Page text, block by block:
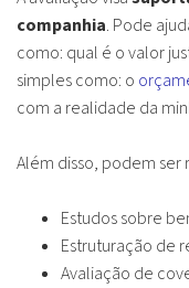
companhia. Pode
como: qual é o valor
simples como: o
com a realidade da
Além disso, podem ser
Estudos sobre
Estruturação de
Avaliação de